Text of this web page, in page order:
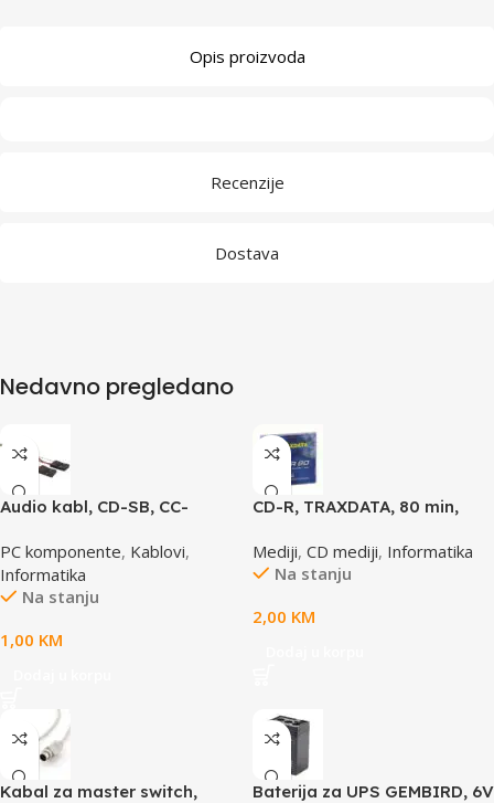
Opis proizvoda
Recenzije
Dostava
Nedavno pregledano
Audio kabl, CD-SB, CC-
PC komponente, Kablovi,
Informatika
Na stanju
1,00 KM
CD-R, TRAXDATA, 80 min,
Mediji, CD mediji, Informatika
Na stanju
2,00 KM
Kabal za master switch,
Baterija za UPS GEMBIRD, 6V